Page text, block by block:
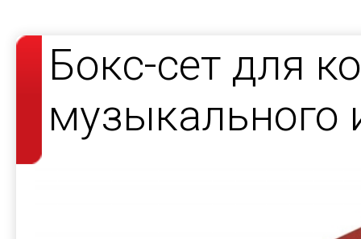
Бокс-сет для
музыкального